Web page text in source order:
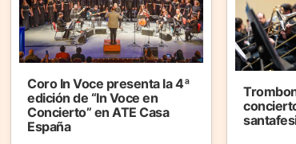
Coro In Voce presenta la 4ª
edición de “In Voce en
Concierto” en ATE Casa
España